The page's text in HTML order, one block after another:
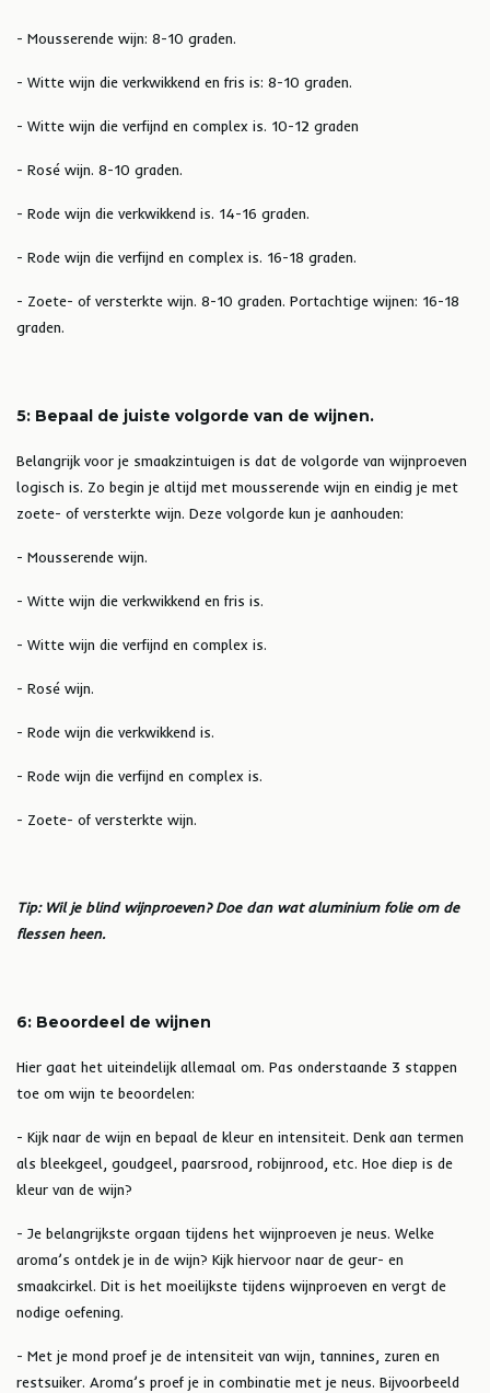
- Mousserende wijn: 8-10 graden.
- Witte wijn die verkwikkend en fris is: 8-10 graden.
- Witte wijn die verfijnd en complex is. 10-12 graden
- Rosé wijn. 8-10 graden.
- Rode wijn die verkwikkend is. 14-16 graden.
- Rode wijn die verfijnd en complex is. 16-18 graden.
- Zoete- of versterkte wijn. 8-10 graden. Portachtige wijnen: 16-18
graden.
5: Bepaal de juiste volgorde van de wijnen.
Belangrijk voor je smaakzintuigen is dat de volgorde van wijnproeven
logisch is. Zo begin je altijd met mousserende wijn en eindig je met
zoete- of versterkte wijn. Deze volgorde kun je aanhouden:
- Mousserende wijn.
- Witte wijn die verkwikkend en fris is.
- Witte wijn die verfijnd en complex is.
- Rosé wijn.
- Rode wijn die verkwikkend is.
- Rode wijn die verfijnd en complex is.
- Zoete- of versterkte wijn.
Tip: Wil je blind wijnproeven? Doe dan wat aluminium folie om de
flessen heen.
6: Beoordeel de wijnen
Hier gaat het uiteindelijk allemaal om. Pas onderstaande 3 stappen
toe om wijn te beoordelen:
- Kijk naar de wijn en bepaal de kleur en intensiteit. Denk aan termen
als bleekgeel, goudgeel, paarsrood, robijnrood, etc. Hoe diep is de
kleur van de wijn?
- Je belangrijkste orgaan tijdens het wijnproeven je neus. Welke
aroma’s ontdek je in de wijn? Kijk hiervoor naar de geur- en
smaakcirkel. Dit is het moeilijkste tijdens wijnproeven en vergt de
nodige oefening.
- Met je mond proef je de intensiteit van wijn, tannines, zuren en
restsuiker. Aroma’s proef je in combinatie met je neus. Bijvoorbeeld